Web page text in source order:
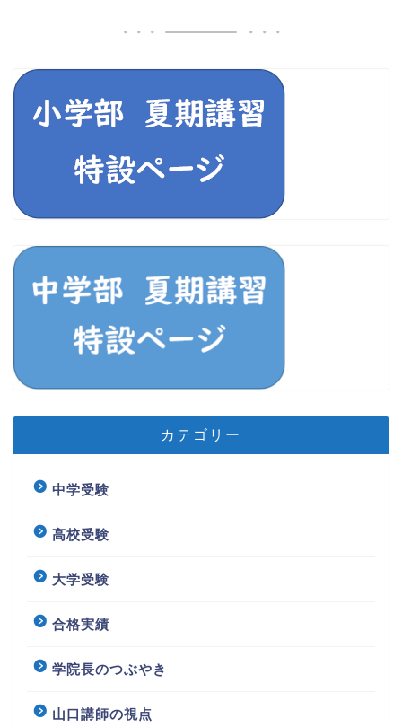
カテゴリー
中学受験
高校受験
大学受験
合格実績
学院長のつぶやき
山口講師の視点